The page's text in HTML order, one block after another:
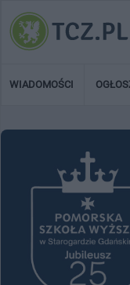
WIADOMOŚCI